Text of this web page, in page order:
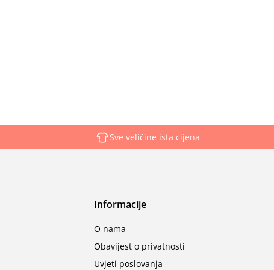
Sve veličine ista cijena
Informacije
O nama
Obavijest o privatnosti
Uvjeti poslovanja